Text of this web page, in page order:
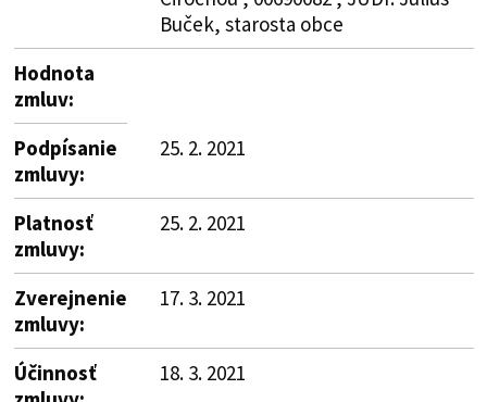
Buček, starosta obce
Hodnota
zmluv:
Podpísanie
zmluvy:
25. 2. 2021
Platnosť
zmluvy:
25. 2. 2021
Zverejnenie
zmluvy:
17. 3. 2021
Účinnosť
18. 3. 2021